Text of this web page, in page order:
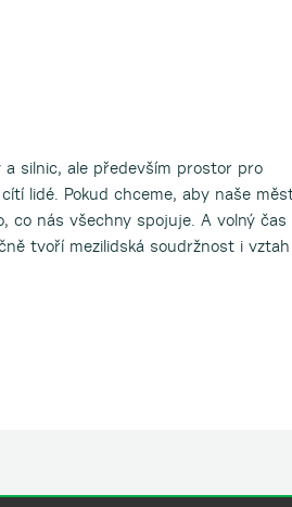
silnic, ale především prostor pro
lidé. Pokud chceme, aby naše
co nás všechny spojuje. A volný čas
tvoří mezilidská soudržnost i vztah